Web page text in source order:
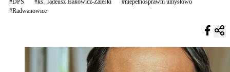
#Radwanowice